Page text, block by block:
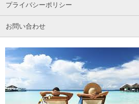
プライバシーポリシー
お問い合わせ